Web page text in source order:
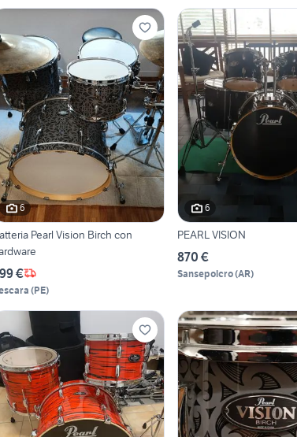
6
Pearl Vision Birch con
€
(PE)
6
PEARL VISION
870 €
Sansepolcro(AR)